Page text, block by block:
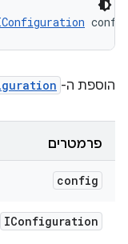
הוספת ה-
פרמטרים
config
IConfiguration